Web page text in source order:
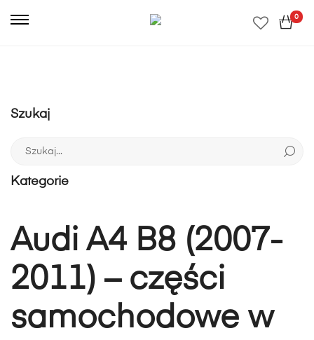
0
Audi A4 B8 (2007-
2011) – części
samochodowe w
Szukaj
Szukaj:
Kategorie